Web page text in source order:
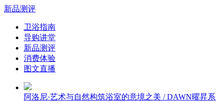
新品测评
卫浴指南
导购讲堂
新品测评
消费体验
图文直播
阿洛尼·艺术与自然构筑浴室的意境之美 / DAWN曜昇系